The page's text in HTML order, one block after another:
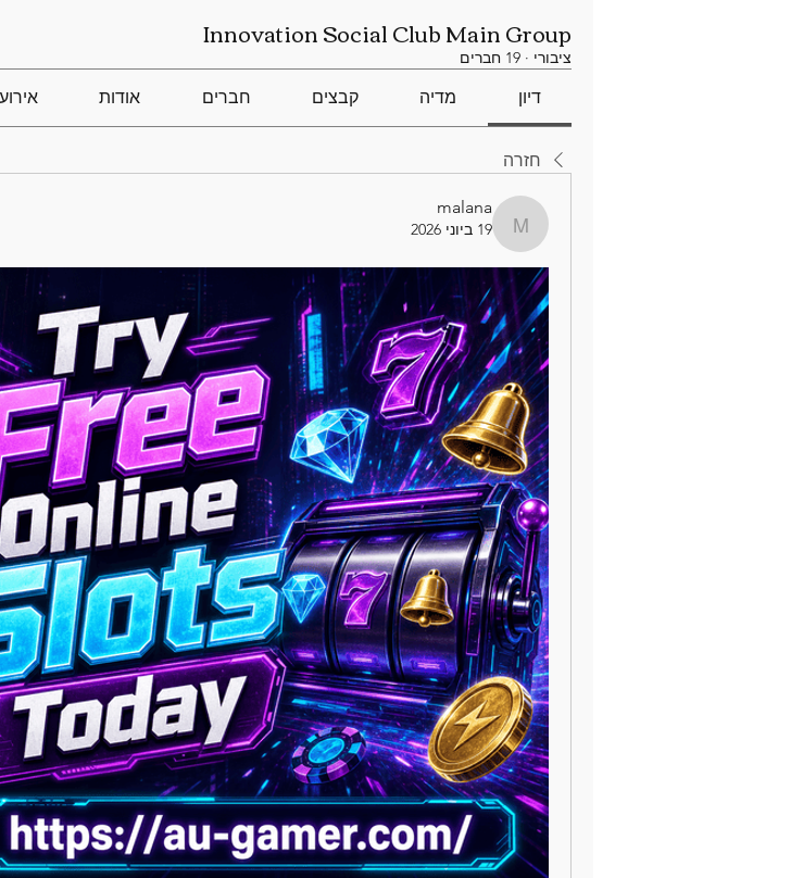
Innovation Social Club Main Group
ציבורי · 19 חברים
דיון מדיה קבצים חברים אודות
חזרה
malana
malana
19 ביוני 2026